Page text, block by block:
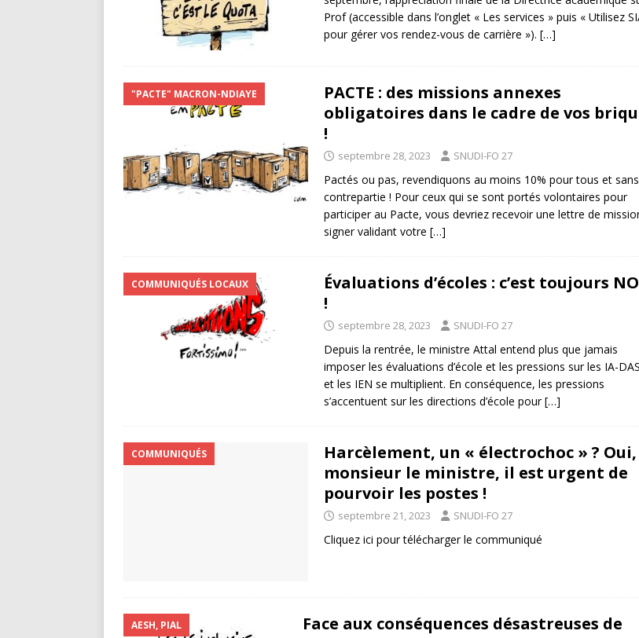
Prof (accessible dans l’onglet « Les services » puis « Utilisez
pour gérer vos rendez-vous de carrière »). […]
"PACTE" MACRON-NDIAYE
PACTE : des missions annexes
obligatoires dans le cadre de vos
!
septembre 28, 2023 SNUDI-FO 27
Pactés ou pas, revendiquons au moins 10% pour tous et sans
contrepartie ! Pour ceux qui se sont portés volontaires pour
participer au Pacte, vous devriez recevoir une lettre de
signer validant votre […]
COMMUNIQUÉS LOCAUX
Évaluations d’écoles : c’est toujours
!
septembre 28, 2023 SNUDI-FO 27
Depuis la rentrée, le ministre Attal entend plus que jamais
imposer les évaluations d’école et les pressions sur les IA-
et les IEN se multiplient. En conséquence, les pressions
s’accentuent sur les directions d’école pour[…]
COMMUNIQUÉS
Harcèlement, un « électrochoc » ? Oui,
monsieur le ministre, il est urgent de
pourvoir les postes !
septembre 21, 2023 SNUDI-FO 27
Cliquez ici pour télécharger le communiqué
AESH, PIAL
Face aux conséquences désastreuses de